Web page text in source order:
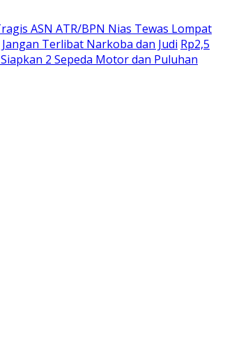
ASN ATR/BPN Nias Tewas Lompat
Terlibat Narkoba dan Judi Rp2,5
2 Sepeda Motor dan Puluhan